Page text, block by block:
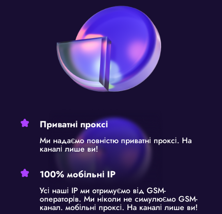
Приватні проксі
Ми надаємо повністю приватні проксі. На
каналі лише ви!
100% мобільні IP
Усі наші IP ми отримуємо від GSM-
операторів. Ми ніколи не симулюємо GSM-
канал. мобільні проксі. На каналі лише ви!